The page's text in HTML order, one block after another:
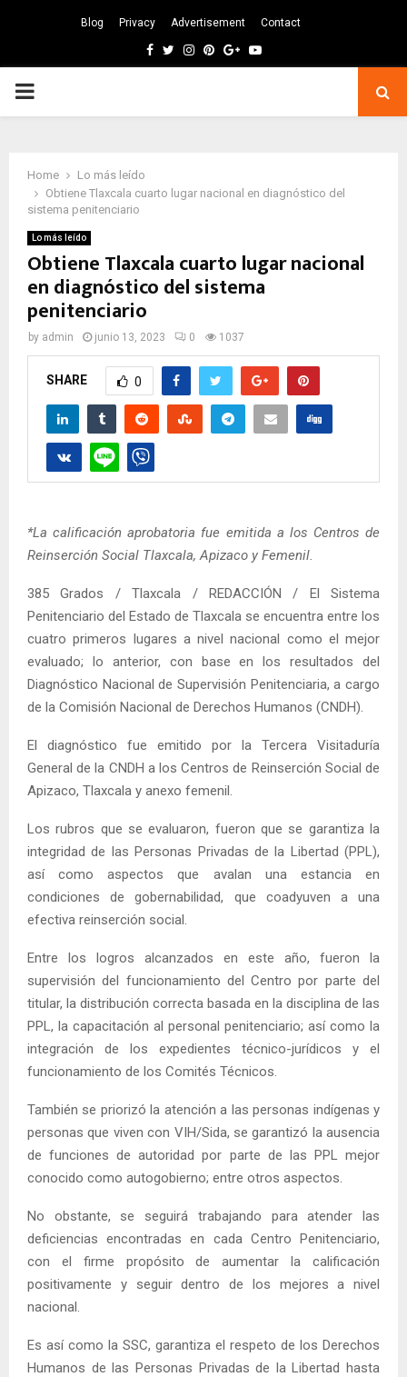
Blog Privacy Advertisement Contact
Facebook
TwitterInstagram
Pinterest
GoogleYoutube
PRIMARY
Home
Lo más leído
Obtiene Tlaxcala cuarto lugar nacional en diagnóstico del
sistema penitenciario
Lo más leído
Obtiene Tlaxcala cuarto lugar nacional
en diagnóstico del sistema
penitenciario
by admin junio 13, 2023 0 1037
SHARE 0
*La calificación aprobatoria fue emitida a los Centros de
Reinserción Social Tlaxcala, Apizaco y Femenil.
385 Grados / Tlaxcala / REDACCIÓN / El Sistema
Penitenciario del Estado de Tlaxcala se encuentra entre los
cuatro primeros lugares a nivel nacional como el mejor
evaluado; lo anterior, con base en los resultados del
Diagnóstico Nacional de Supervisión Penitenciaria, a cargo
de la Comisión Nacional de Derechos Humanos (CNDH).
El diagnóstico fue emitido por la Tercera Visitaduría
General de la CNDH a los Centros de Reinserción Social de
Apizaco, Tlaxcala y anexo femenil.
Los rubros que se evaluaron, fueron que se garantiza la
integridad de las Personas Privadas de la Libertad (PPL),
así como aspectos que avalan una estancia en
condiciones de gobernabilidad, que coadyuven a una
efectiva reinserción social.
Entre los logros alcanzados en este año, fueron la
supervisión del funcionamiento del Centro por parte del
titular, la distribución correcta basada en la disciplina de las
PPL, la capacitación al personal penitenciario; así como la
integración de los expedientes técnico-jurídicos y el
funcionamiento de los Comités Técnicos.
También se priorizó la atención a las personas indígenas y
personas que viven con VIH/Sida, se garantizó la ausencia
de funciones de autoridad por parte de las PPL mejor
conocido como autogobierno; entre otros aspectos.
No obstante, se seguirá trabajando para atender las
deficiencias encontradas en cada Centro Penitenciario,
con el firme propósito de aumentar la calificación
positivamente y seguir dentro de los mejores a nivel
nacional.
Es así como la SSC, garantiza el respeto de los Derechos
Humanos de las Personas Privadas de la Libertad hasta